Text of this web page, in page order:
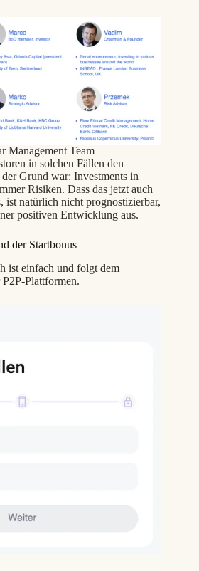
Management Team
in solchen Fällen den
Grund war: Investments in
Risiken. Dass das jetzt auch
ist natürlich nicht prognostizierbar,
positiven Entwicklung aus.
der Startbonus
ist einfach und folgt dem